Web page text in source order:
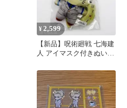
¥2,599
【新品】呪術廻戦 七海建
人 アイマスク付きぬいぐ